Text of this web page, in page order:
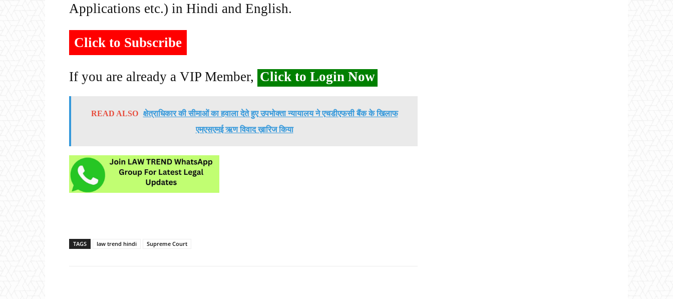
Applications etc.) in Hindi and English.
Click to Subscribe
If you are already a VIP Member, Click to Login Now
READ ALSO
क्षेत्राधिकार की सीमाओं का हवाला देते हुए उपभोक्ता न्यायालय ने एचडीएफसी बैंक के खिलाफ
एमएसएमई ऋण विवाद ख़ारिज किया
TAGS law trend hindi Supreme Court